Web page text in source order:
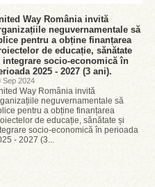
Way România invită
neguvernamentale să
pentru a obține finanțarea
de educație, sănătate
integrare socio-economică în
2025 - 2027 (3 ani).
Sep 2024
Way România invită
neguvernamentale să
pentru a obține finanțarea
de educație, sănătate și
socio-economică în perioada
- 2027 (3...